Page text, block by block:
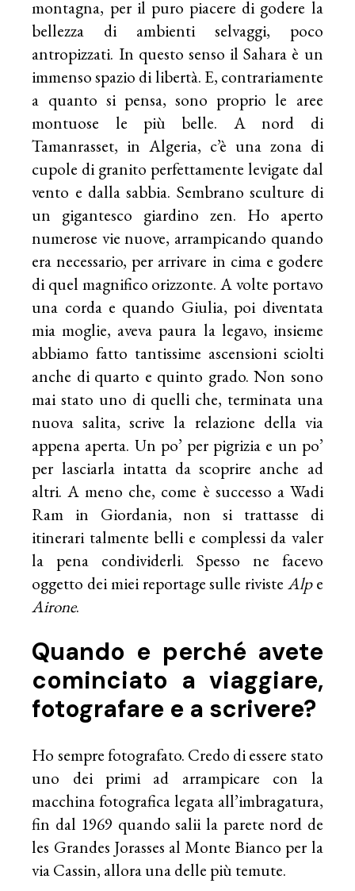
montagna, per il puro piacere di godere la
bellezza di ambienti selvaggi, poco
antropizzati. In questo senso il Sahara è un
immenso spazio di libertà. E, contrariamente
a quanto si pensa, sono proprio le aree
montuose le più belle. A nord di
Tamanrasset, in Algeria, c’è una zona di
cupole di granito perfettamente levigate dal
vento e dalla sabbia. Sembrano sculture di
un gigantesco giardino zen. Ho aperto
numerose vie nuove, arrampicando quando
era necessario, per arrivare in cima e godere
di quel magnifico orizzonte. A volte portavo
una corda e quando Giulia, poi diventata
mia moglie, aveva paura la legavo, insieme
abbiamo fatto tantissime ascensioni sciolti
anche di quarto e quinto grado. Non sono
mai stato uno di quelli che, terminata una
nuova salita, scrive la relazione della via
appena aperta. Un po’ per pigrizia e un po’
per lasciarla intatta da scoprire anche ad
altri. A meno che, come è successo a Wadi
Ram in Giordania, non si trattasse di
itinerari talmente belli e complessi da valer
la pena condividerli. Spesso ne facevo
oggetto dei miei reportage sulle riviste Alpe
Airone.
Quando e perché avete
cominciato a viaggiare,
fotografare e a scrivere?
Ho sempre fotografato. Credo di essere stato
uno dei primi ad arrampicare con la
macchina fotografica legata all’imbragatura,
fin dal 1969 quando salii la parete nord de
les Grandes Jorasses al Monte Bianco per la
via Cassin, allora una delle più temute.